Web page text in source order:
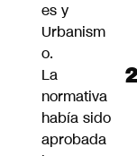
es y
Urbanism
o.
La
normativa
había sido
aprobada